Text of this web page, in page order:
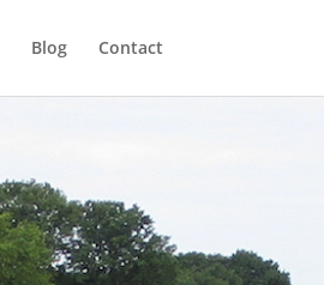
Blog Contact